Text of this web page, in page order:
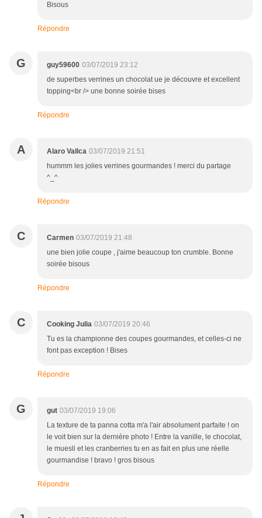
Bisous
Répondre
G guy59600 03/07/2019 23:12
de superbes verrines un chocolat ue je découvre et excellent
topping<br /> une bonne soirée bises
Répondre
A Alaro Vallca 03/07/2019 21:51
hummm les jolies verrines gourmandes ! merci du partage
^_^
Répondre
C Carmen 03/07/2019 21:48
une bien jolie coupe , j'aime beaucoup ton crumble. Bonne
soirée bisous
Répondre
C Cooking Julia 03/07/2019 20:46
Tu es la championne des coupes gourmandes, et celles-ci ne
font pas exception ! Bises
Répondre
G gut 03/07/2019 19:06
La texture de ta panna cotta m'a l'air absolument parfaite ! on
le voit bien sur la dernière photo ! Entre la vanille, le chocolat,
le muesli et les cranberries tu en as fait en plus une réelle
gourmandise ! bravo ! gros bisous
Répondre